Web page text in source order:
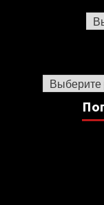
Рубрики